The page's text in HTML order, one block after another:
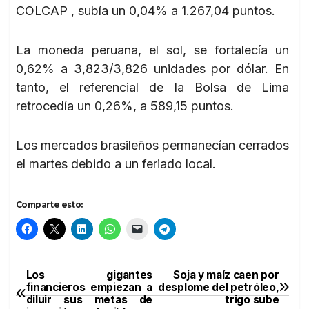
COLCAP , subía un 0,04% a 1.267,04 puntos.
La moneda peruana, el sol, se fortalecía un
0,62% a 3,823/3,826 unidades por dólar. En
tanto, el referencial de la Bolsa de Lima
retrocedía un 0,26%, a 589,15 puntos.
Los mercados brasileños permanecían cerrados
el martes debido a un feriado local.
Comparte esto:
Navegación
Soja y maíz caen por
desplome del petróleo,
trigo sube
Los gigantes
financieros empiezan a
diluir sus metas de